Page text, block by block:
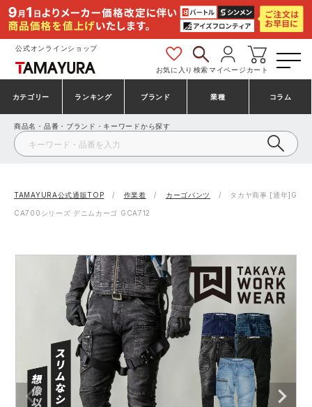
公式オンラインショップ
お気に入り 検索マイページ カート
カテゴリー
安全靴・作業靴
事務服・オフィスウェア
防寒着
作業用手袋
アウトドア・スポーツ
ランキング
安全靴ランキング
安全靴スニーカーランキング
アシックス安全靴ランキング
ミズノ安全靴ランキング
作業着ランキング
アウトドアウェアランキング
ブランド
アシックス
プーマ コンバース（CONVERSE）
アイズフロンティア TSDESIGN
アイトス株式会社
ジーベック
クロダルマ
業種
建設・建築作業服
製造・工場作業服
大工・鳶作業服
電気・設備作業服
配達・営業作業服
コラム
商品名・品番・ブランド・キーワードから探す
TAMAYURA公式通販TOP 作業着 カーゴパンツ タカヤ商事 [通年]G
CA700シリーズ デニムカーゴ GCA712